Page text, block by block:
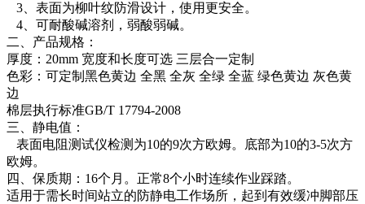
3、表面为柳叶纹防滑设计，使用更安全。
4、可耐酸碱溶剂，弱酸弱碱。
二、产品规格：
厚度：20mm 宽度和长度可选 三层合一定制
色彩：可定制黑色黄边 全黑 全灰 全绿 全蓝 绿色黄边 灰色黄
边
棉层执行标准GB/T 17794-2008
三、静电值：
表面电阻测试仪检测为10的9次方欧姆。底部为10的3-5次方
欧姆。
四、保质期：16个月。正常8个小时连续作业踩踏。
适用于需长时间站立的防静电工作场所，起到有效缓冲脚部压